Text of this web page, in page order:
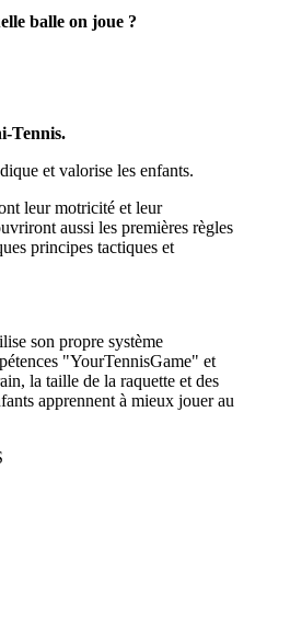
balle on joue ?
Tennis.
et valorise les enfants.
leur motricité et leur
aussi les premières règles
principes tactiques et
son propre système
"YourTennisGame" et
la taille de la raquette et des
apprennent à mieux jouer au